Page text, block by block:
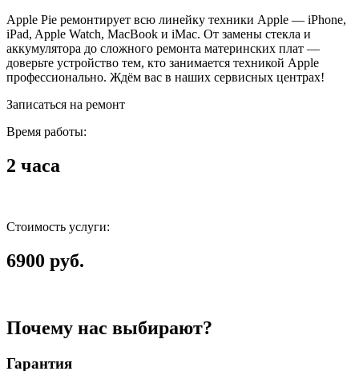
Apple Pie ремонтирует всю линейку техники Apple — iPhone,
iPad, Apple Watch, MacBook и iMac. От замены стекла и
аккумулятора до сложного ремонта материнских плат —
доверьте устройство тем, кто занимается техникой Apple
профессионально. Ждём вас в наших сервисных центрах!
Записаться на ремонт
Время работы:
2 часа
Стоимость услуги:
6900 руб.
Почему нас выбирают?
Гарантия